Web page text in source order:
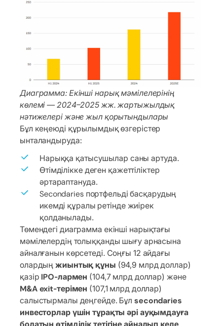
Диаграмма: Екінші нарық мәмілелерінің
көлемі — 2024–2025 жж. жартыжылдық
нәтижелері және жыл қорытындылары
Бұл кеңеюді құрылымдық өзгерістер
ынталандыруда:
Нарыққа қатысушылар саны артуда.
Өтімділікке деген қажеттіліктер
әртараптануда.
Secondaries портфельді басқарудың
икемді құралы ретінде жиірек
қолданылады.
Төмендегі диаграмма екінші нарықтағы
мәмілелердің толыққанды шығу арнасына
айналғанын көрсетеді. Соңғы 12 айдағы
олардыңжиынтық құны (94,9 млрд доллар)
қазір IPO-лармен (104,7 млрд доллар) және
M&A exit-терімен (107,1 млрд доллар)
салыстырмалы деңгейде. Бұл secondaries
инвесторлар үшін тұрақты әрі ауқымдауға